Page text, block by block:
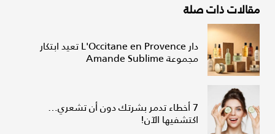
مقالات ذات صلة
دار L'Occitane en Provence تعيد ابتكار
مجموعة Amande Sublime
7 أخطاء تدمر بشرتك دون أن تشعري…
اكتشفيها الآن!